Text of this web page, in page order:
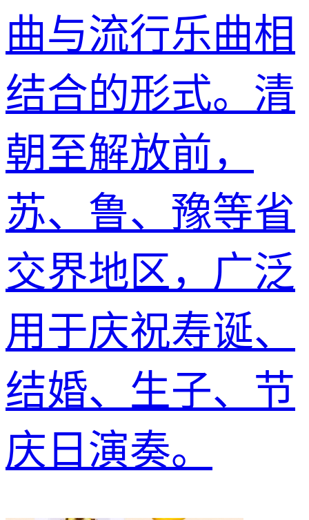
曲与流行乐曲相
结合的形式。清
朝至解放前，
苏、鲁、豫等省
交界地区，广泛
用于庆祝寿诞、
结婚、生子、节
庆日演奏。